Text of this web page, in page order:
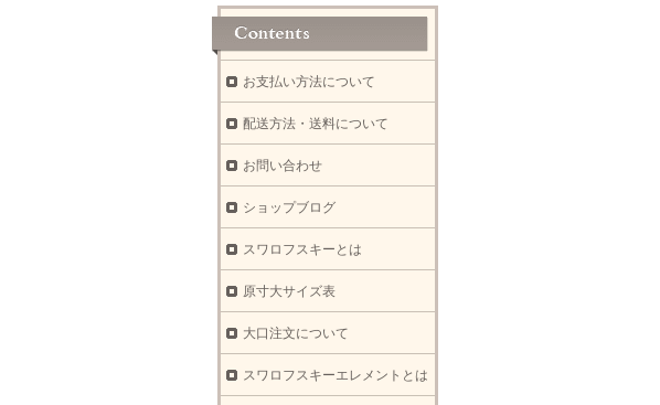
お支払い方法について
配送方法・送料について
お問い合わせ
ショップブログ
スワロフスキーとは
原寸大サイズ表
大口注文について
スワロフスキーエレメントとは